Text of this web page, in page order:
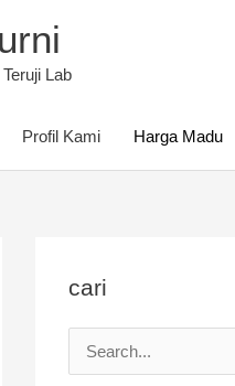
Lab
Profil Kami Harga Madu
cari
a